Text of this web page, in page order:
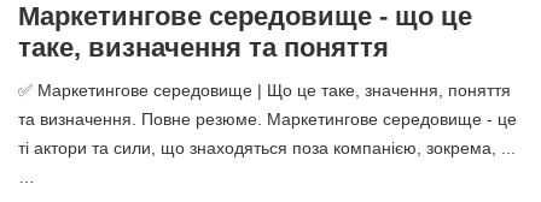
Маркетингове середовище - що це
таке, визначення та поняття
✅ Маркетингове середовище | Що це таке, значення, поняття
та визначення. Повне резюме. Маркетингове середовище - це
ті актори та сили, що знаходяться поза компанією, зокрема, ...